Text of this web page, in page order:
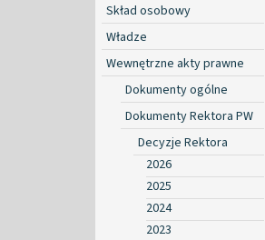
Skład osobowy
Władze
Wewnętrzne akty prawne
Dokumenty ogólne
Dokumenty Rektora PW
Decyzje Rektora
2026
2025
2024
2023